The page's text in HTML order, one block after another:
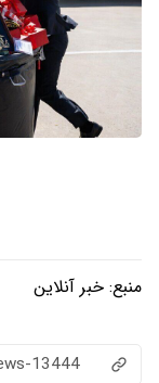
منبع: خبر آنلاین
13444